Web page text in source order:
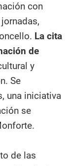
con
La cita
de
y
Se
una iniciativa
se
de las